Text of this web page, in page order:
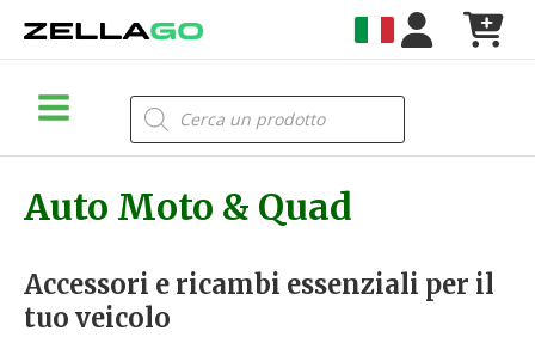
Menu
Products
search
Auto Moto & Quad
Accessori e ricambi essenziali per il
tuo veicolo